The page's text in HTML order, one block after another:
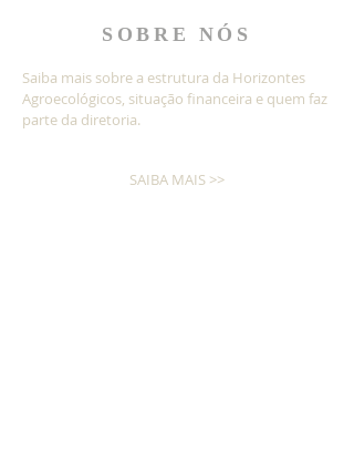
SOBRE NÓS
Saiba mais sobre a estrutura da Horizontes
Agroecológicos, situação financeira e quem faz
parte da diretoria.
SAIBA MAIS >>